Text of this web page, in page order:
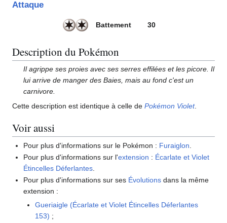
Attaque
Battement 30
Description du Pokémon
Il agrippe ses proies avec ses serres effilées et les picore. Il
lui arrive de manger des Baies, mais au fond c'est un
carnivore.
Cette description est identique à celle de Pokémon Violet.
Voir aussi
Pour plus d'informations sur le Pokémon : Furaiglon
Pour plus d'informations sur l'extension : Écarlate et Violet
Étincelles Déferlantes
Pour plus d'informations sur ses Évolutions dans la même
extension :
Gueriaigle (Écarlate et Violet Étincelles Déferlantes
153) ;